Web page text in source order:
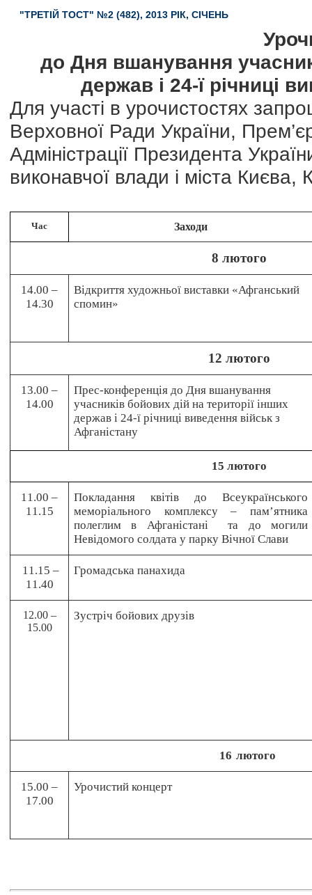
"ТРЕТІЙ ТОСТ" №2 (482), 2013 РІК, СІЧЕНЬ
до Дня вшанування
держав і 24-ї річниці
Для участі в урочистостях
Верховної Ради України,
Адміністрації Президента
виконавчої влади і міста Києва,
Час Заходи
8 лютого
14.00 –
14.30
Відкриття художньої виставки «Афганський
спомин»
12 лютого
13.00 –
14.00
Прес-конференція до Дня вшанування
учасників бойових дій на території інших
держав і 24-ї річниці виведення військ з
Афганістану
15 лютого
11.00 –
11.15
Покладання квітів до Всеукраїнського
меморіального комплексу – пам’ятника
полеглим в Афганістані
та до могили
Невідомого солдата у парку Вічної Слави
11.15 –
11.40
Громадська панахида
12.00 –
15.00
Зустріч бойових друзів
16 лютого
15.00 –
17.00
Урочистий концерт